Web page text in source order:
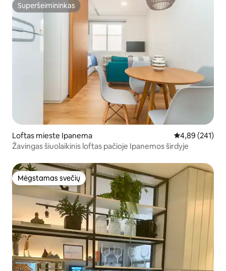
Superšeimininkas
Superšeimininkas
Loftas mieste Ipanema Vidutinis
4,89 (241)
Žavingas šiuolaikinis loftas pačioje Ipanemos širdyje
Mėgstamas svečių
Mėgstamas svečių